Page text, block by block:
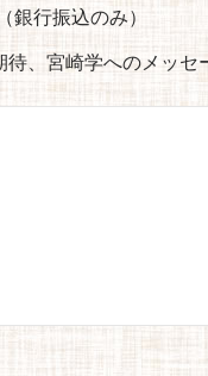
銀行振込のみ）
、宮崎学へのメッセ